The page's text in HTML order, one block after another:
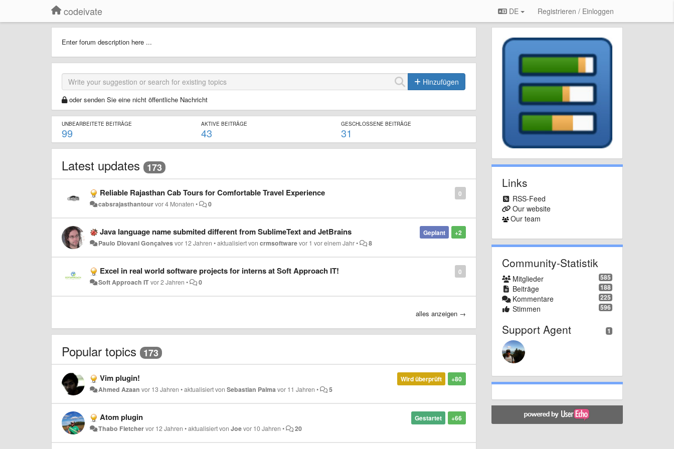
codeivate DE Registrieren / Einloggen
Enter forum description here ...
Hinzufügen
oder senden Sie eine nicht öffentliche Nachricht
UNBEARBEITETE BEITRÄGE
99
AKTIVE BEITRÄGE
43
GESCHLOSSENE BEITRÄGE
31
Latest updates 173
0
Reliable Rajasthan Cab Tours for Comfortable Travel Experience
cabsrajasthantourvor 4 Monaten • 0
+2
Geplant
Java language name submited different from SublimeText and JetBrains
Paulo Diovani Gonçalvesvor 12 Jahren •aktualisiert voncrmsoftwarevor 1 vor einem Jahr• 8
0
Excel in real world software projects for interns at Soft Approach IT!
Soft Approach ITvor 2 Jahren • 0
alles anzeigen →
Popular topics 173
+80
Wird überprüft
Vim plugin!
Ahmed Azaan vor 13 Jahren •aktualisiert vonSebastian Palmavor 11 Jahren • 5
+66
Gestartet
Atom plugin
Thabo Fletchervor 12 Jahren •aktualisiert vonJoevor 10 Jahren • 20
Links
RSS-Feed
Our website
Our team
Community-Statistik
585
Mitglieder
188
Beiträge
225
Kommentare
596
Stimmen
1
Support Agent